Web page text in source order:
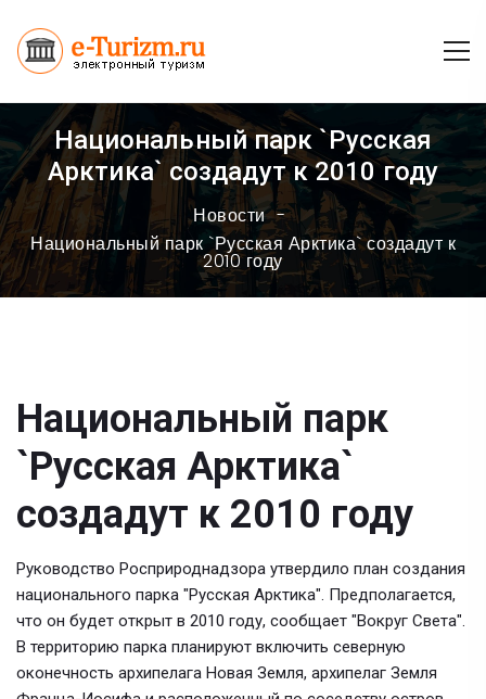
Национальный парк `Русская
Арктика` создадут к 2010 году
Новости
Национальный парк `Русская Арктика` создадут к
2010 году
Национальный парк
`Русская Арктика`
создадут к 2010 году
Руководство Росприроднадзора утвердило план создания
национального парка "Русская Арктика". Предполагается,
что он будет открыт в 2010 году, сообщает "Вокруг Света".
В территорию парка планируют включить северную
оконечность архипелага Новая Земля, архипелаг Земля